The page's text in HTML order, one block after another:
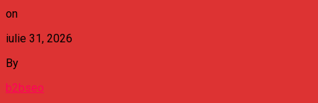
on
iulie 31, 2026
By
b2bseo